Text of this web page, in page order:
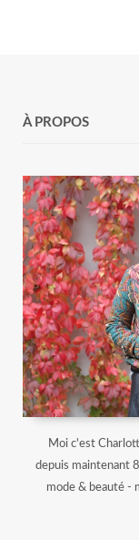
À PROPOS
Moi c'est
depuis maintenant
mode & beauté -